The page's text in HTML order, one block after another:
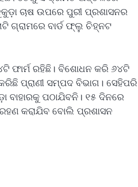
ଚାଷ ଉପରେ ପୁରୀ ପ୍ରଶାସନର
ଗ୍ରାମରେ ବାର୍ଡ ଫ୍ଲୁ ଚିହ୍ନଟ
ଫାର୍ମ ରହିଛି। ବିଶୋଧନ କରି ୬୪ଟି
ପ୍ରାଣୀ ସମ୍ପଦ ବିଭାଗ। ସେହିପରି
ବାହାରକୁ ପଠାଯିବନି। ୧୫ ଦିନରେ
କରାଯିବ ବୋଲି ପ୍ରଶାସନ